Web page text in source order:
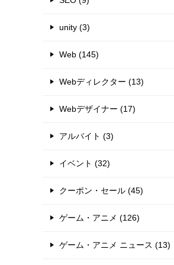
unity (3)
Web (145)
Webディレクター (13)
Webデザイナー (17)
アルバイト (3)
イベント (32)
クーポン・セール (45)
ゲーム・アニメ (126)
ゲーム・アニメ ニュース (13)